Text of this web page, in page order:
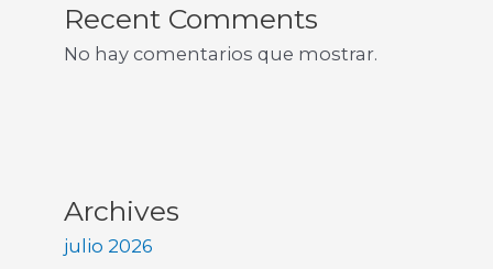
Recent Comments
No hay comentarios que mostrar.
Archives
julio 2026